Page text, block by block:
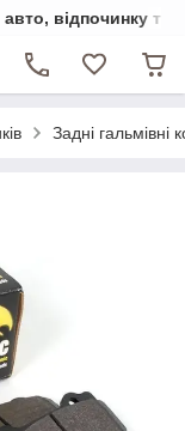
відпочинку та
Задні